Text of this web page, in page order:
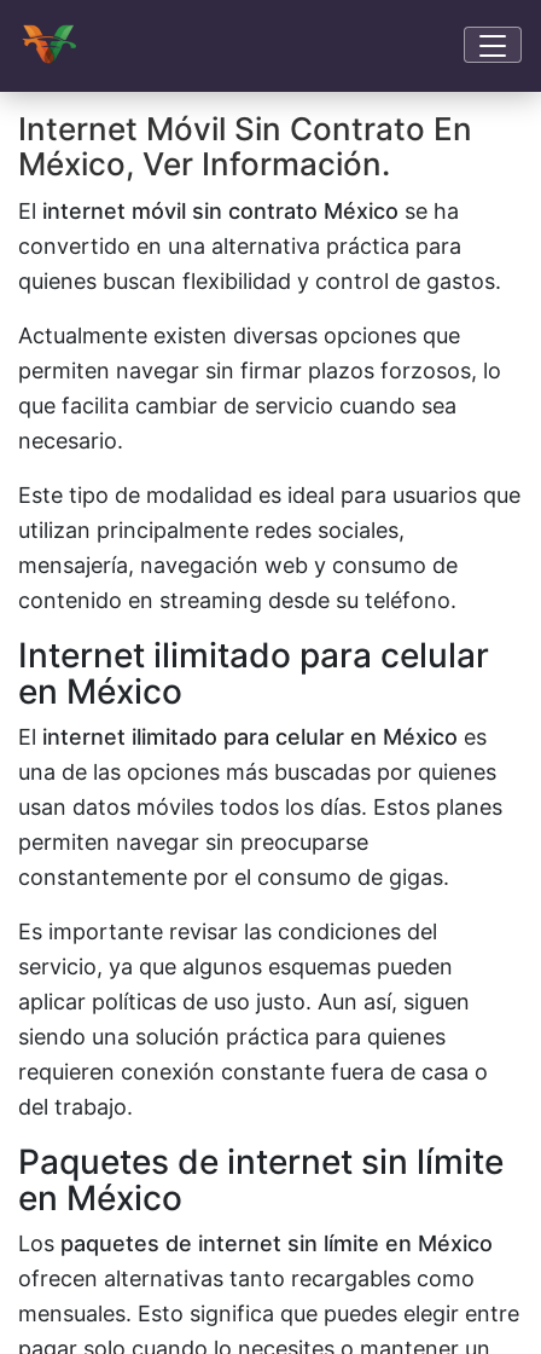
Internet Móvil Sin Contrato En
México, Ver Información.
El internet móvil sin contrato México se ha
convertido en una alternativa práctica para
quienes buscan flexibilidad y control de gastos.
Actualmente existen diversas opciones que
permiten navegar sin firmar plazos forzosos, lo
que facilita cambiar de servicio cuando sea
necesario.
Este tipo de modalidad es ideal para usuarios que
utilizan principalmente redes sociales,
mensajería, navegación web y consumo de
contenido en streaming desde su teléfono.
Internet ilimitado para celular
en México
El internet ilimitado para celular en México es
una de las opciones más buscadas por quienes
usan datos móviles todos los días. Estos planes
permiten navegar sin preocuparse
constantemente por el consumo de gigas.
Es importante revisar las condiciones del
servicio, ya que algunos esquemas pueden
aplicar políticas de uso justo. Aun así, siguen
siendo una solución práctica para quienes
requieren conexión constante fuera de casa o
del trabajo.
Paquetes de internet sin límite
en México
Los paquetes de internet sin límite en México
ofrecen alternativas tanto recargables como
mensuales. Esto significa que puedes elegir entre
pagar solo cuando lo necesites o mantener un